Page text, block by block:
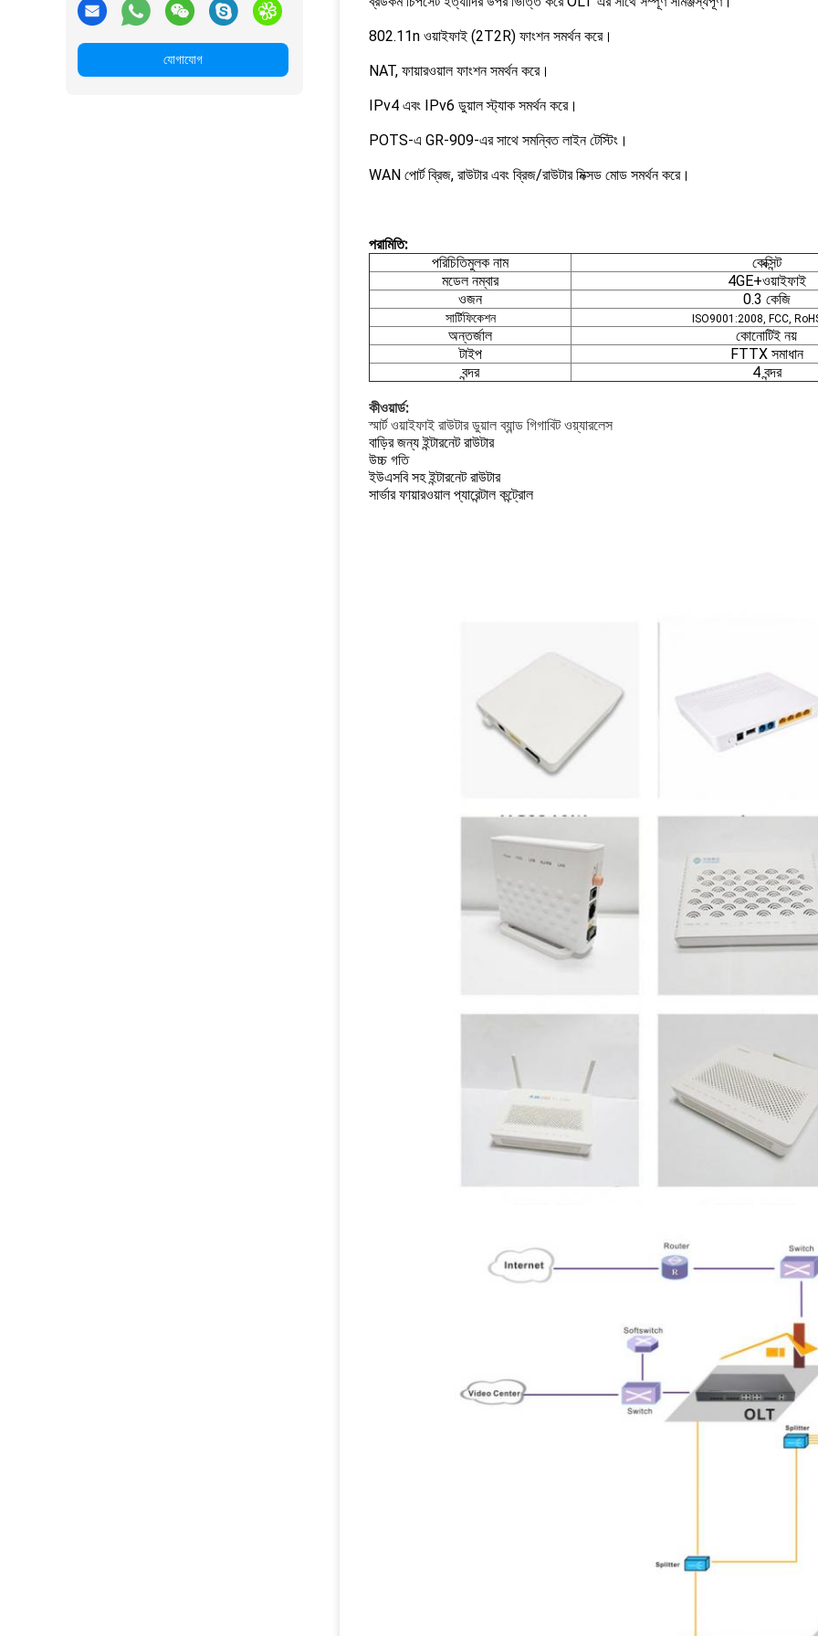
যোগাযোগ
802.11n ওয়াইফাই (2T2R) ফাংশন সমর্থন করে।
NAT, ফায়ারওয়াল ফাংশন সমর্থন করে।
IPv4 এবং IPv6 ডুয়াল স্ট্যাক সমর্থন করে।
POTS-এ GR-909-এর সাথে সমন্বিত লাইন টেস্টিং।
WAN পোর্ট ব্রিজ, রাউটার এবং ব্রিজ/রাউটার মিক্সড মোড সমর্থন করে।
পরামিতি:
পরিচিতিমুলক নাম
কেক্সিন্ট
মডেল নম্বার
4GE+ওয়াইফাই
ওজন
0.3 কেজি
সার্টিফিকেশন ISO9001:2008, FCC,
অন্তর্জাল
কোনোটিই নয়
টাইপ
FTTX সমাধান
বন্দর
4 বন্দর
কীওয়ার্ড:
স্মার্ট ওয়াইফাই রাউটার ডুয়াল ব্যান্ড গিগাবিট ওয়্যারলেস
বাড়ির জন্য ইন্টারনেট রাউটার
উচ্চ গতি
ইউএসবি সহ ইন্টারনেট রাউটার
সার্ভার ফায়ারওয়াল প্যারেন্টাল কন্ট্রোল